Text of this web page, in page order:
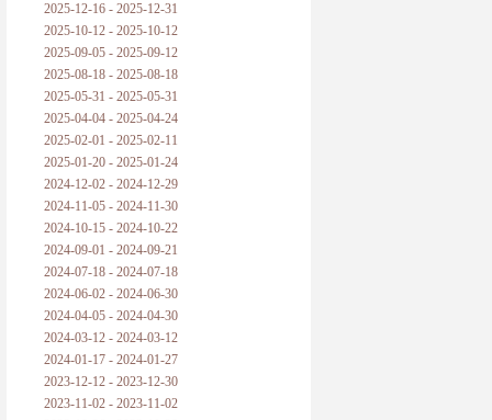
2025-12-16 - 2025-12-31
2025-10-12 - 2025-10-12
2025-09-05 - 2025-09-12
2025-08-18 - 2025-08-18
2025-05-31 - 2025-05-31
2025-04-04 - 2025-04-24
2025-02-01 - 2025-02-11
2025-01-20 - 2025-01-24
2024-12-02 - 2024-12-29
2024-11-05 - 2024-11-30
2024-10-15 - 2024-10-22
2024-09-01 - 2024-09-21
2024-07-18 - 2024-07-18
2024-06-02 - 2024-06-30
2024-04-05 - 2024-04-30
2024-03-12 - 2024-03-12
2024-01-17 - 2024-01-27
2023-12-12 - 2023-12-30
2023-11-02 - 2023-11-02